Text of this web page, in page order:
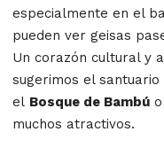
especialmente en el
pueden ver geisas
Un corazón cul­tural y
sugerimos el santuario
el Bosque de Bambú
muchos atractivos.